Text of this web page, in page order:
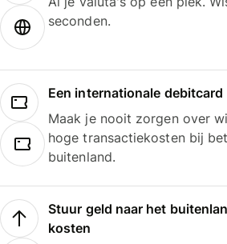
seconden.
Een internationale debitcard
Maak je nooit zorgen over
hoge transactiekosten bij
buitenland.
Stuur geld naar het
kosten